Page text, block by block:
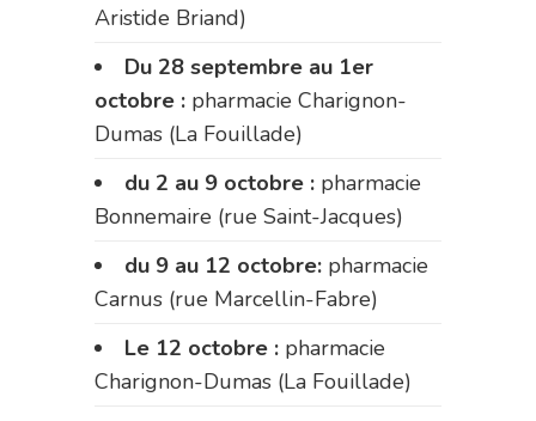
Aristide Briand)
Du 28 septembre au 1er
octobre : pharmacie Charignon-
Dumas (La Fouillade)
du 2 au 9 octobre : pharmacie
Bonnemaire (rue Saint-Jacques)
du 9 au 12 octobre: pharmacie
Carnus (rue Marcellin-Fabre)
Le 12 octobre : pharmacie
Charignon-Dumas (La Fouillade)